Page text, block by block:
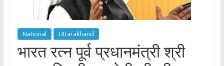
National Uttarakhand
भारत रत्न पूर्व प्रधानमंत्री श्री